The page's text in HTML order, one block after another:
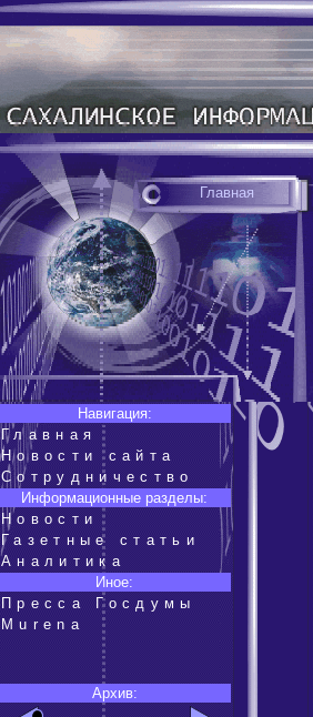
Главная
Навигация:
Главная
Новости сайта
Сотрудничество
Информационные разделы:
Новости
Газетные статьи
Аналитика
Иное:
Пресса Госдумы
Murena
Архив: